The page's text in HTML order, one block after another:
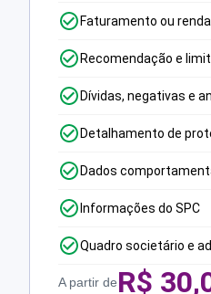
Faturamento ou
Recomendação e
Dívidas, negativas e
Detalhamento de
Dados
Informações do SPC
Quadro societário e
A partir deR$